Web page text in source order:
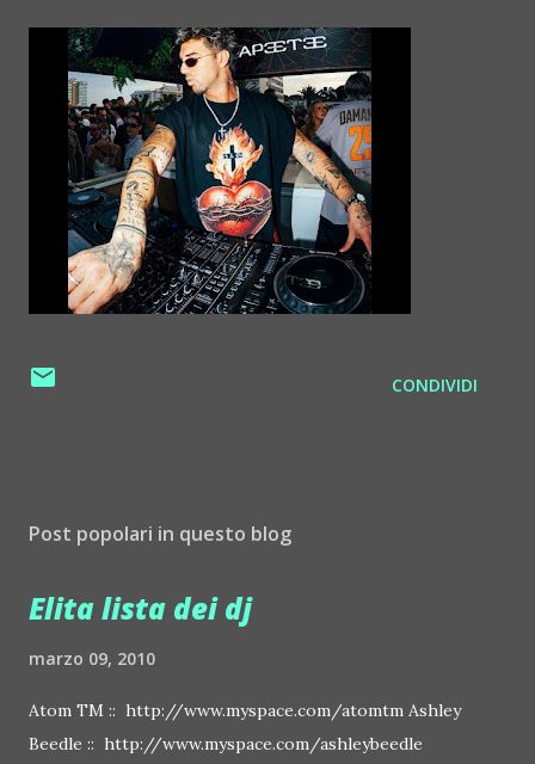
CONDIVIDI
Post popolari in questo blog
Elita lista dei dj
marzo 09, 2010
Atom TM :: http://www.myspace.com/atomtm Ashley
Beedle :: http://www.myspace.com/ashleybeedle